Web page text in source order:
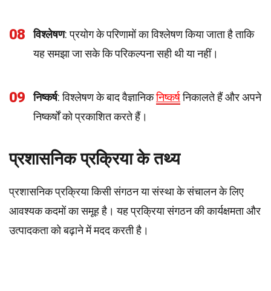
08 विश्लेषण: प्रयोग के परिणामों का विश्लेषण किया जाता है ताकि
यह समझा जा सके कि परिकल्पना सही थी या नहीं।
09 निष्कर्ष: विश्लेषण के बाद वैज्ञानिकनिष्कर्षनिकालते हैं और अपने
निष्कर्षों को प्रकाशित करते हैं।
प्रशासनिक प्रक्रिया के तथ्य
प्रशासनिक प्रक्रिया किसी संगठन या संस्था के संचालन के लिए
आवश्यक कदमों का समूह है। यह प्रक्रिया संगठन की कार्यक्षमता और
उत्पादकता को बढ़ाने में मदद करती है।